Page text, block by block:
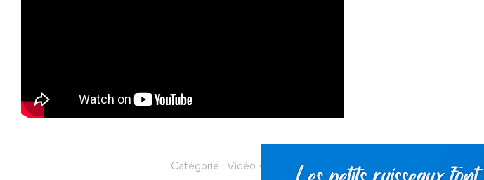
Catégorie : Vidéo Nicolas Dupont-Aignan 18 juillet 2020